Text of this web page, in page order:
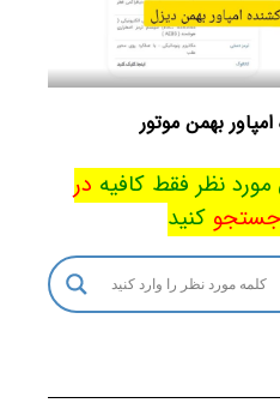
بهمن موتور
نظر فقط کافیه در
جستجو کنید